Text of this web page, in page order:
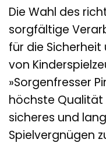
Die Wahl des
sorgfältige
für die
von
»Sorgenfresser
höchste Qualität
sicheres und
Spielvergnügen